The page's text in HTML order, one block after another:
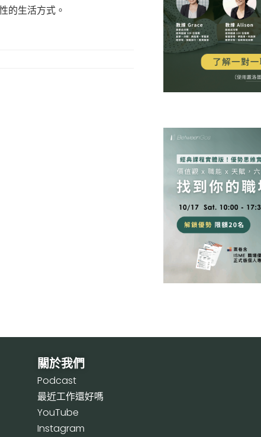
的生活方式。
關於我們
Podcast
最近工作還好嗎
YouTube
Instagram